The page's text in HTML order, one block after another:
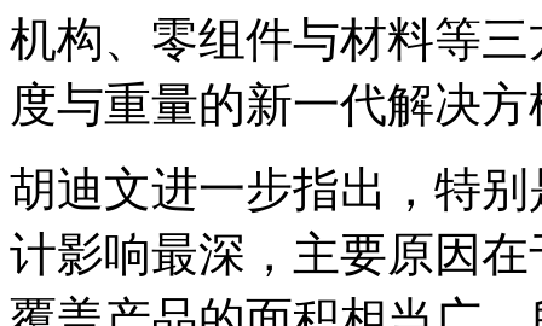
机构、零组件与材料等
度与重量的新一代解决方
胡迪文进一步指出，特
计影响最深，主要原因